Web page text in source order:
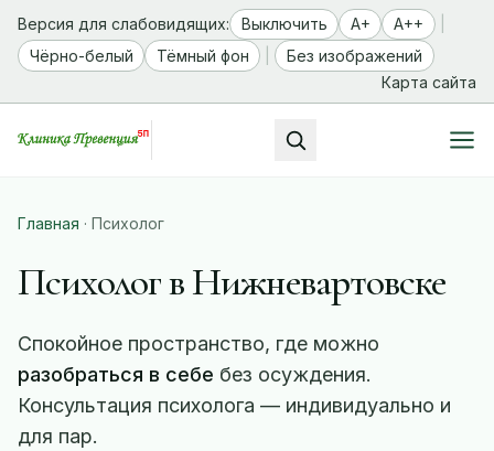
Версия для слабовидящих: Выключить A+ A++
Чёрно-белый
Тёмный фон
Без изображений
Карта сайта
Главная · Психолог
Психолог в Нижневартовске
Спокойное пространство, где можно
разобраться в себе без осуждения.
Консультация психолога — индивидуально и
для пар.